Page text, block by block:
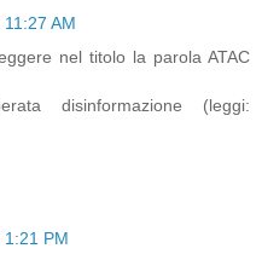
AM
nel titolo la parola ATAC
disinformazione (leggi:
PM